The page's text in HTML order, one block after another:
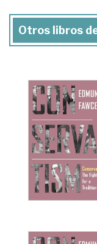
Otros libros